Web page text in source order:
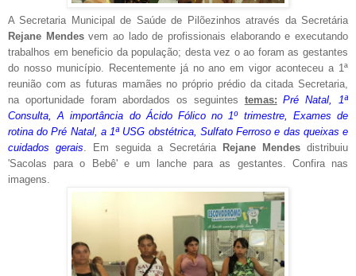
A Secretaria Municipal de Saúde de Pilõezinhos através da Secretária
Rejane Mendesvem ao lado de profissionais elaborando e executando
trabalhos em beneficio da população; desta vez o ao foram as gestantes
do nosso município. Recentemente já no ano em vigor aconteceu a 1ª
reunião com as futuras mamães no próprio prédio da citada Secretaria,
na oportunidade foram abordados os seguintes temas: Pré Natal, 1ª
Consulta, A importância do Ácido Fólico no 1º trimestre, Exames de
rotina do Pré Natal, a 1ª USG obstétrica, Sulfato Ferroso e das queixas e
cuidados gerais. Em seguida a Secretária Rejane Mendes distribuiu
'Sacolas para o Bebê' e um lanche para as gestantes. Confira nas
imagens.